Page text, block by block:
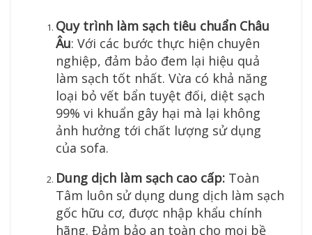
Quy trình làm sạch tiêu chuẩn Châu
Âu: Với các bước thực hiện chuyên
nghiệp, đảm bảo đem lại hiệu quả
làm sạch tốt nhất. Vừa có khả năng
loại bỏ vết bẩn tuyệt đối, diệt sạch
99% vi khuẩn gây hại mà lại không
ảnh hưởng tới chất lượng sử dụng
của sofa.
Dung dịch làm sạch cao cấp: Toàn
Tâm luôn sử dụng dung dịch làm sạch
gốc hữu cơ, được nhập khẩu chính
hãng. Đảm bảo an toàn cho mọi bề